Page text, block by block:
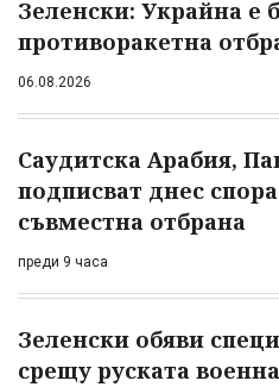
Зеленски: Украйна е
противоракетна
06.08.2026
Саудитска Арабия,
подписват днес
съвместна отбрана
преди 9 часа
Зеленски обяви
срещу руската